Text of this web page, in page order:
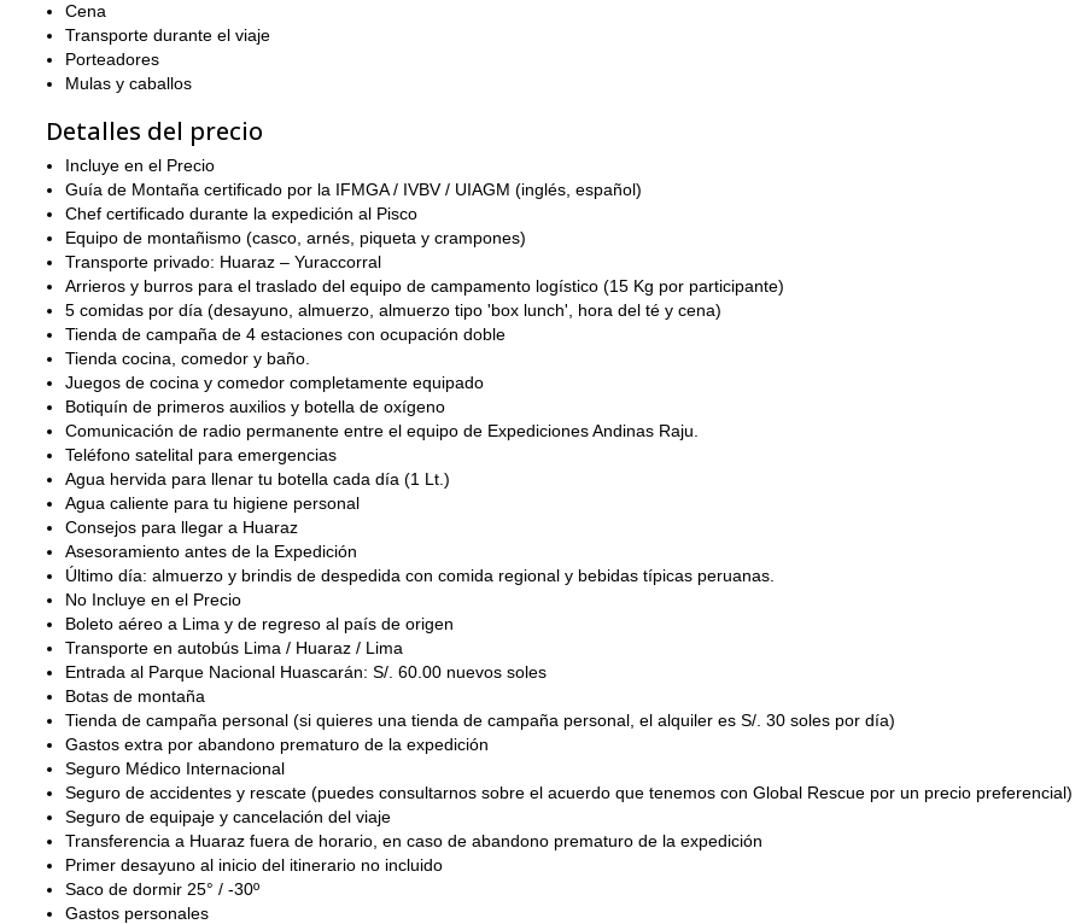
Cena
Transporte durante el viaje
Porteadores
Mulas y caballos
Detalles del precio
Incluye en el Precio
Guía de Montaña certificado por la IFMGA / IVBV / UIAGM (inglés, español)
Chef certificado durante la expedición al Pisco
Equipo de montañismo (casco, arnés, piqueta y crampones)
Transporte privado: Huaraz – Yuraccorral
Arrieros y burros para el traslado del equipo de campamento logístico (15 Kg por participante)
5 comidas por día (desayuno, almuerzo, almuerzo tipo 'box lunch', hora del té y cena)
Tienda de campaña de 4 estaciones con ocupación doble
Tienda cocina, comedor y baño.
Juegos de cocina y comedor completamente equipado
Botiquín de primeros auxilios y botella de oxígeno
Comunicación de radio permanente entre el equipo de Expediciones Andinas Raju.
Teléfono satelital para emergencias
Agua hervida para llenar tu botella cada día (1 Lt.)
Agua caliente para tu higiene personal
Consejos para llegar a Huaraz
Asesoramiento antes de la Expedición
Último día: almuerzo y brindis de despedida con comida regional y bebidas típicas peruanas.
No Incluye en el Precio
Boleto aéreo a Lima y de regreso al país de origen
Transporte en autobús Lima / Huaraz / Lima
Entrada al Parque Nacional Huascarán: S/. 60.00 nuevos soles
Botas de montaña
Tienda de campaña personal (si quieres una tienda de campaña personal, el alquiler es S/. 30 soles por día)
Gastos extra por abandono prematuro de la expedición
Seguro Médico Internacional
Seguro de accidentes y rescate (puedes consultarnos sobre el acuerdo que tenemos con Global Rescue por un precio preferencial)
Seguro de equipaje y cancelación del viaje
Transferencia a Huaraz fuera de horario, en caso de abandono prematuro de la expedición
Primer desayuno al inicio del itinerario no incluido
Saco de dormir 25° / -30º
Gastos personales